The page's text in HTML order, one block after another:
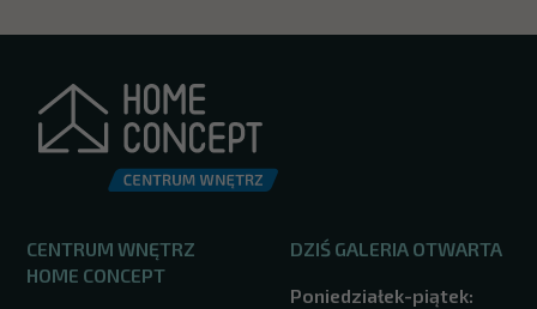
CENTRUM WNĘTRZ
HOME CONCEPT
DZIŚ GALERIA OTWARTA
Poniedziałek-piątek: